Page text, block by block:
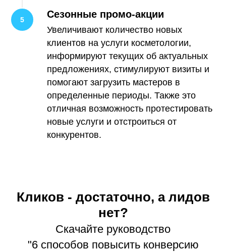
Сезонные промо-акции
Увеличивают количество новых
клиентов на услуги косметологии,
информируют текущих об актуальных
предложениях, стимулируют визиты и
помогают загрузить мастеров в
определенные периоды. Также это
отличная возможность протестировать
новые услуги и отстроиться от
конкурентов.
Кликов - достаточно, а лидов
нет?
Скачайте руководство
"6 способов повысить конверсию